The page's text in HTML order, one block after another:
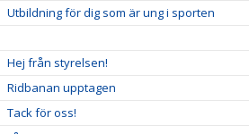
Utbildning för dig som är ung i sporten
Hej från styrelsen!
Ridbanan upptagen
Tack för oss!